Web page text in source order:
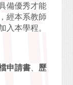
備優秀才能
經本系教師
入本學程。
申請書
歷